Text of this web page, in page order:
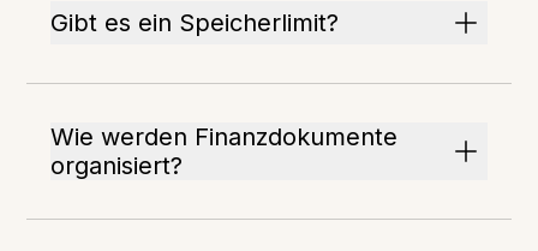
Gibt es ein Speicherlimit?
Wie werden Finanzdokumente
organisiert?